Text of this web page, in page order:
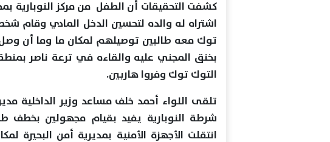
كشفت التحقيقات أن الطفل من مركز النوبارية
اشتراه له والده لتحسين الدخل المادي وقام
توك معه طالبين توصيلهم لمكان ما وما أن
بخنق المجني عليه والقاءه في ترعة ناصر
التوك توك وفروا هاربين.
تلقى اللواء أحمد خلف مساعد وزير الداخلية
شرطة النوبارية يفيد بقيام مجهولين
انتقلت الأجهزة الأمنية بمديرية أمن البحيرة